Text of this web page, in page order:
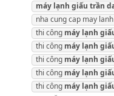
máy lạnh giấu trần
nha cung cap may
thi công máy lạnh
thi công máy lạnh
thi công máy lạnh
thi công máy lạnh
thi công máy lạnh